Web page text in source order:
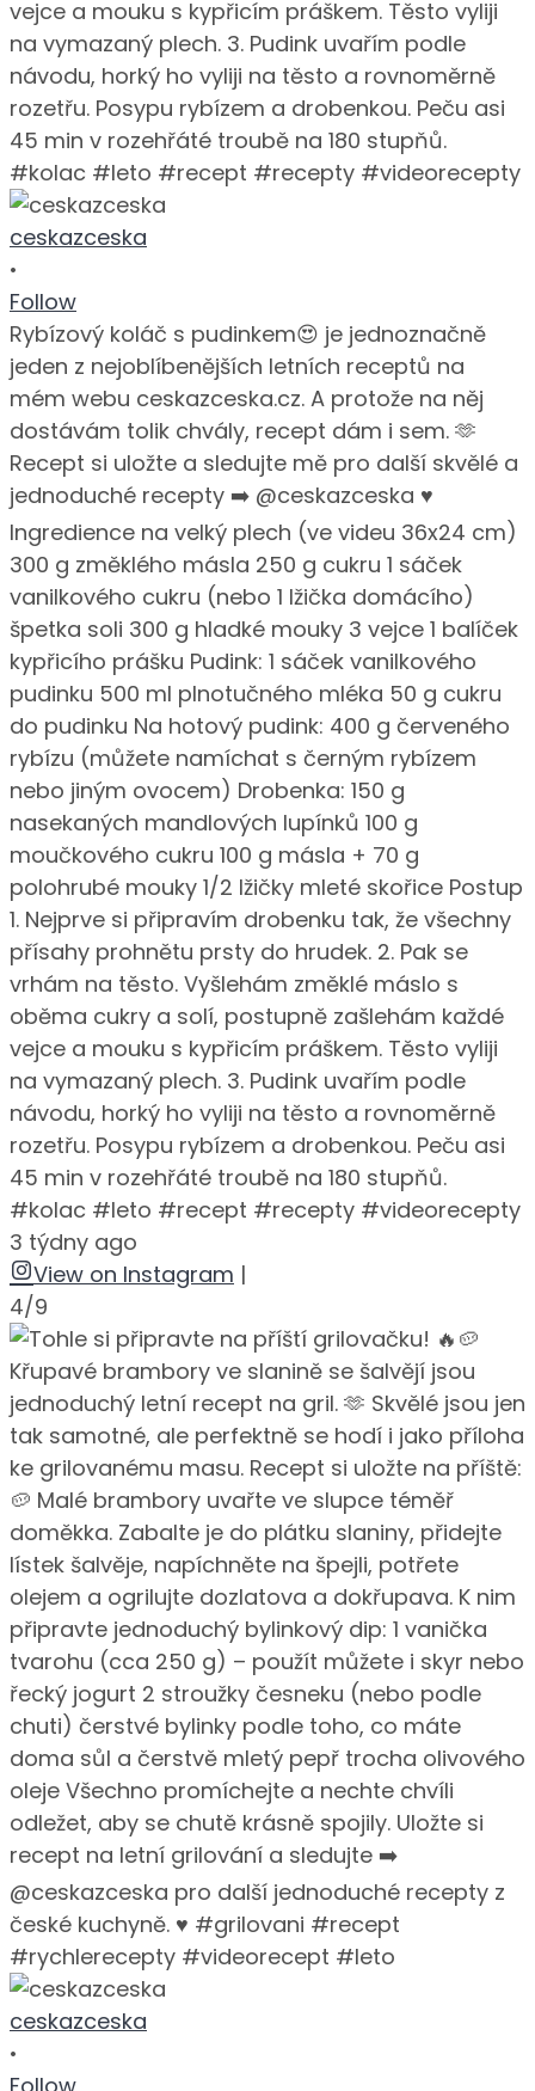
ceskazceska
•
Follow
Rybízový koláč s pudinkem😍 je jednoznačně
jeden z nejoblíbenějších letních receptů na
mém webu ceskazceska.cz. A protože na něj
dostávám tolik chvály, recept dám i sem. 🫶
Recept si uložte a sledujte mě pro další skvělé a
jednoduché recepty ➡️ @ceskazceska ♥️
Ingredience na velký plech (ve videu 36x24 cm)
300 g změklého másla 250 g cukru 1 sáček
vanilkového cukru (nebo 1 lžička domácího)
špetka soli 300 g hladké mouky 3 vejce 1 balíček
kypřicího prášku Pudink: 1 sáček vanilkového
pudinku 500 ml plnotučného mléka 50 g cukru
do pudinku Na hotový pudink: 400 g červeného
rybízu (můžete namíchat s černým rybízem
nebo jiným ovocem) Drobenka: 150 g
nasekaných mandlových lupínků 100 g
moučkového cukru 100 g másla + 70 g
polohrubé mouky 1/2 lžičky mleté skořice Postup
1. Nejprve si připravím drobenku tak, že všechny
přísahy prohnětu prsty do hrudek. 2. Pak se
vrhám na těsto. Vyšlehám změklé máslo s
oběma cukry a solí, postupně zašlehám každé
vejce a mouku s kypřicím práškem. Těsto vyliji
na vymazaný plech. 3. Pudink uvařím podle
návodu, horký ho vyliji na těsto a rovnoměrně
rozetřu. Posypu rybízem a drobenkou. Peču asi
45 min v rozehřáté troubě na 180 stupňů.
#kolac #leto #recept #recepty #videorecepty
3 týdny ago
View on Instagram |
4/9
ceskazceska
•
Follow